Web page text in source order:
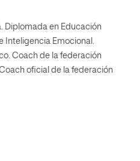
Diplomada en Educación
Inteligencia Emocional.
Coach de la federación
oficial de la federación